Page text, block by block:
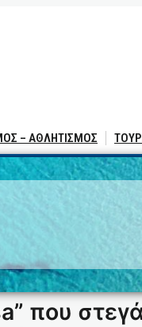
– ΑΘΛΗΤΙΣΜΟΣ
που